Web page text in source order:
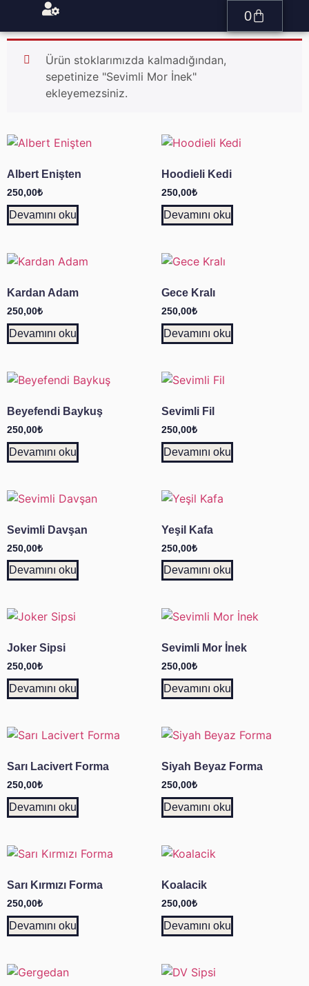
0
Ürün stoklarımızda kalmadığından,
sepetinize "Sevimli Mor İnek"
ekleyemezsiniz.
Albert Enişten
250,00₺
Devamını oku
Hoodieli Kedi
250,00₺
Devamını oku
Kardan Adam
250,00₺
Devamını oku
Gece Kralı
250,00₺
Devamını oku
Beyefendi Baykuş
250,00₺
Devamını oku
Sevimli Fil
250,00₺
Devamını oku
Sevimli Davşan
250,00₺
Devamını oku
Yeşil Kafa
250,00₺
Devamını oku
Joker Sipsi
250,00₺
Devamını oku
Sevimli Mor İnek
250,00₺
Devamını oku
Sarı Lacivert Forma
250,00₺
Devamını oku
Siyah Beyaz Forma
250,00₺
Devamını oku
Sarı Kırmızı Forma
250,00₺
Devamını oku
Koalacik
250,00₺
Devamını oku